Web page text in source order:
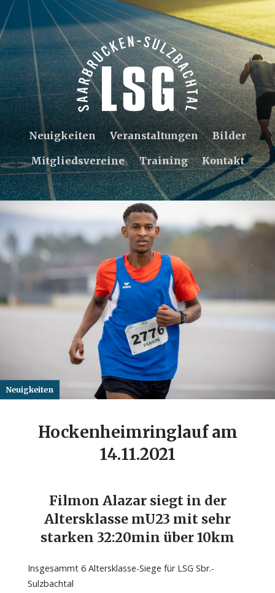
Neuigkeiten Veranstaltungen Bilder
Mitgliedsvereine Training Kontakt
Neuigkeiten
Hockenheimringlauf am
14.11.2021
Filmon Alazar siegt in der
Altersklasse mU23 mit sehr
starken 32:20min über 10km
Insgesammt 6 Altersklasse-Siege für LSG Sbr.-
Sulzbachtal